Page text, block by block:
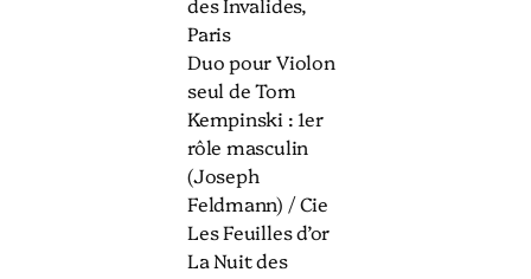
des Invalides,
Paris
Duo pour Violon
seul de Tom
Kempinski : 1er
rôle masculin
(Joseph
Feldmann) / Cie
Les Feuilles d’or
La Nuit des